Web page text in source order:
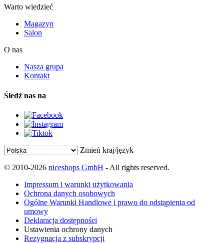
Warto wiedzieć
Magazyn
Salon
O nas
Nasza grupa
Kontakt
Śledź nas na
Zmień kraj/język
© 2010-2026 niceshops GmbH - All rights reserved.
Impressum i warunki użytkowania
Ochrona danych osobowych
Ogólne Warunki Handlowe i prawo do odstąpienia od
umowy
Deklaracja dostępności
Ustawienia ochrony danych
Rezygnacja z subskrypcji